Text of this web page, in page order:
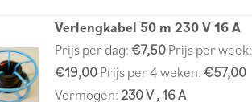
Verlengkabel 50 m 230 V 16 A
Prijs per dag:€7,50Prijs per week:
€19,00Prijs per 4 weken:€57,00
Vermogen:230 V , 16 A